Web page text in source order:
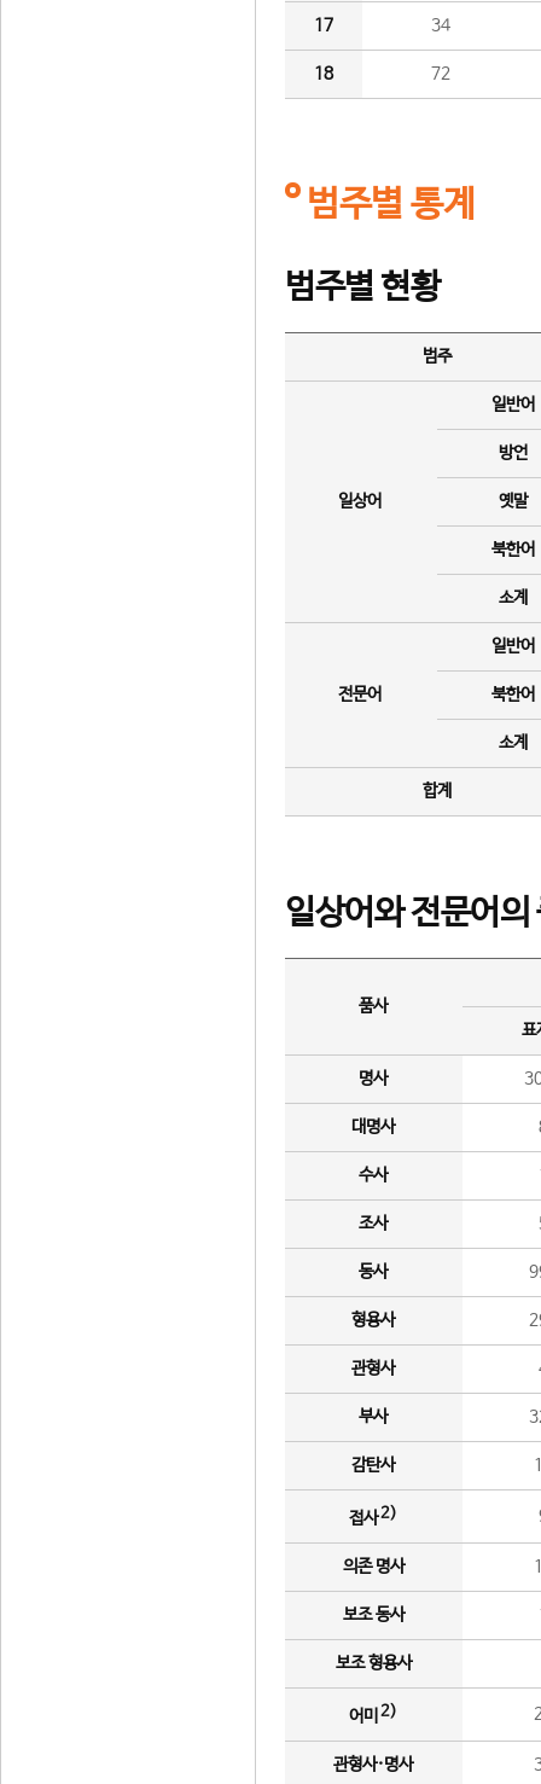
17 34
18 72
범주별 통계
범주별 현황
범주
일상어
일반어
방언
옛말
북한어
소계
전문어
일반어
북한어
소계
합계
일상어와 전문어의
품사
표
명사
대명사
수사
조사
동사
형용사
관형사
부사
감탄사
접사2)
의존 명사
보조 동사
보조 형용사
어미 2)
관형사·명사